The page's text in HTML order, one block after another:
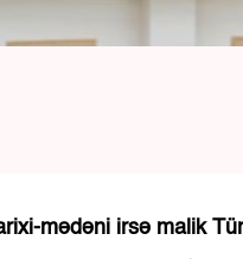
mədəni irsə malik